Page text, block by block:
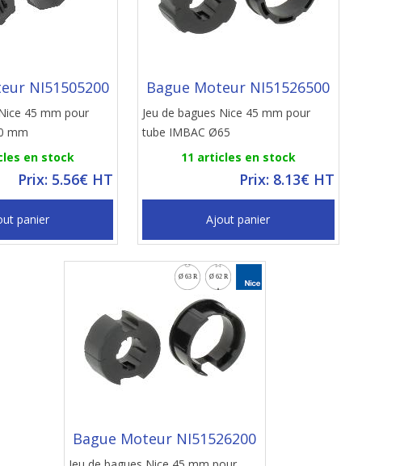
NI51505200
45 mm pour
mm
en stock
Prix: 5.56€ HT
panier
Bague Moteur NI51526500
Jeu de bagues Nice 45 mm pour
tube IMBAC Ø65
11 articles en stock
Prix: 8.13€ HT
Ajout panier
Bague Moteur NI51526200